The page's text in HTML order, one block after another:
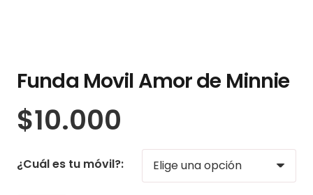
Funda Movil Amor de Minnie
$10.000
¿Cuál es tu móvil?: